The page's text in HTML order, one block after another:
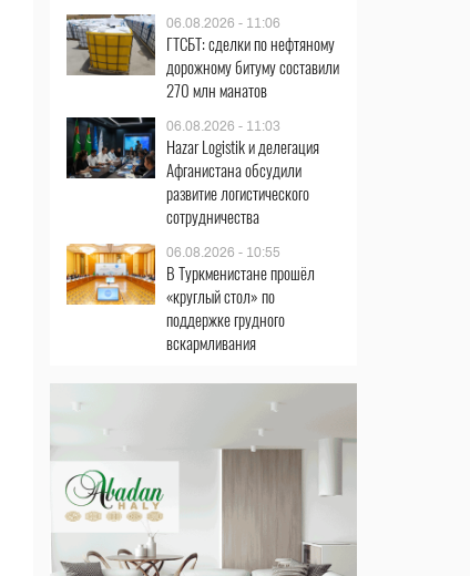
06.08.2026 - 11:06
ГТСБТ: сделки по нефтяному
дорожному битуму составили
270 млн манатов
06.08.2026 - 11:03
Hazar Logistik и делегация
Афганистана обсудили
развитие логистического
сотрудничества
06.08.2026 - 10:55
В Туркменистане прошёл
«круглый стол» по
поддержке грудного
вскармливания